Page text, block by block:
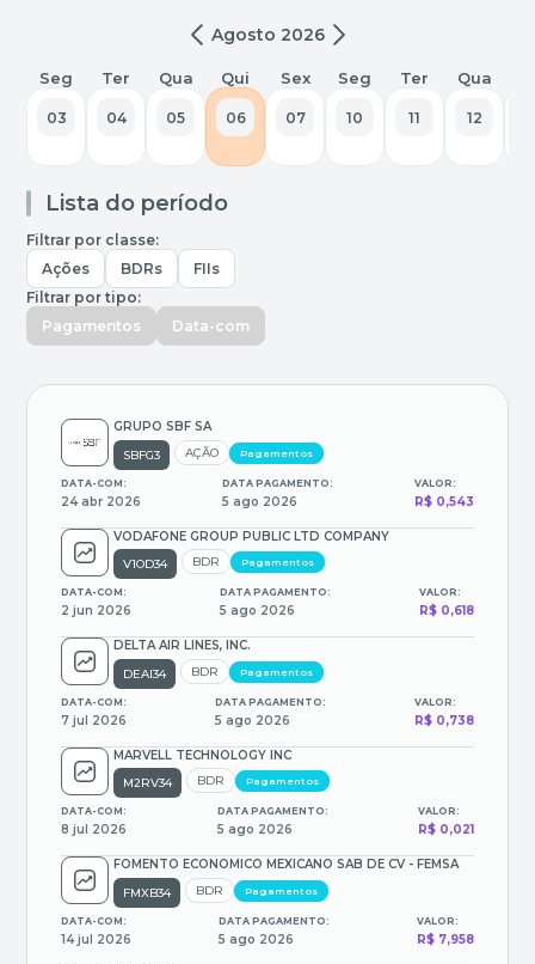
Agosto 2026
Seg
03
Ter
04
Qua
05
Qui
06
Sex
07
Seg
10
Ter
11
Qua
12
Lista do período
Filtrar por classe:
Ações
BDRs
FIIs
Filtrar por tipo:
Pagamentos
Data-com
GRUPO SBF SA
SBFG3
AÇÃO Pagamentos
DATA-COM:
24 abr 2026
DATA PAGAMENTO:
5 ago 2026
VALOR:
R$ 0,543
VODAFONE GROUP PUBLIC LTD COMPANY
V1OD34
BDR Pagamentos
DATA-COM:
2 jun 2026
DATA PAGAMENTO:
5 ago 2026
VALOR:
R$ 0,618
DELTA AIR LINES, INC.
DEAI34
BDR Pagamentos
DATA-COM:
7 jul 2026
DATA PAGAMENTO:
5 ago 2026
VALOR:
R$ 0,738
MARVELL TECHNOLOGY INC
M2RV34
BDR Pagamentos
DATA-COM:
8 jul 2026
DATA PAGAMENTO:
5 ago 2026
VALOR:
R$ 0,021
FOMENTO ECONOMICO MEXICANO SAB DE CV - FEMSA
FMXB34
BDR Pagamentos
DATA-COM:
14 jul 2026
DATA PAGAMENTO:
5 ago 2026
VALOR:
R$ 7,958